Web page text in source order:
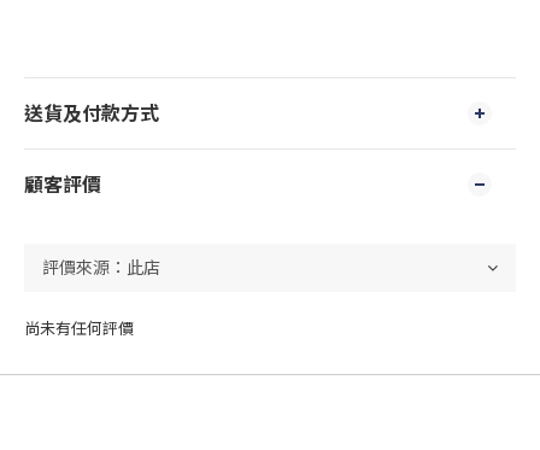
送貨及付款方式
顧客評價
尚未有任何評價